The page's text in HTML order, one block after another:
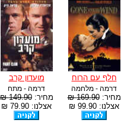
חלף עם הרוח
דרמה - מלחמה
מחיר:169.90 ₪
אצלנו: 99.90 ₪
מועדון קרב
דרמה - מתח
מחיר:149.90 ₪
אצלנו: 79.90 ₪